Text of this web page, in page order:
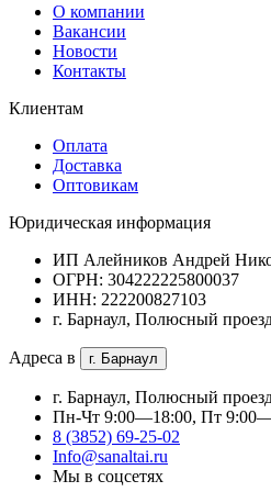
О компании
Вакансии
Новости
Контакты
Клиентам
Оплата
Доставка
Оптовикам
Юридическая информация
ИП Алейников Андрей
ОГРН: 304222225800037
ИНН: 222200827103
г. Барнаул, Полюсный
Адреса в г. Барнаул
г. Барнаул, Полюсный
Пн-Чт 9:00—18:00, Пт
8 (3852) 69-25-02
Info@sanaltai.ru
Мы в соцсетях